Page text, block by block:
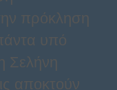
πρόκληση
υπό
Σελήνη
αποκτούν